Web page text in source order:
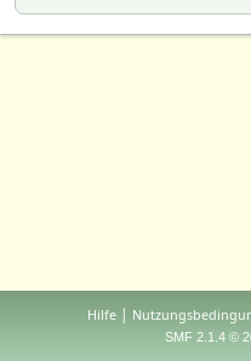
Hilfe |
SMF 2.1.4 ©